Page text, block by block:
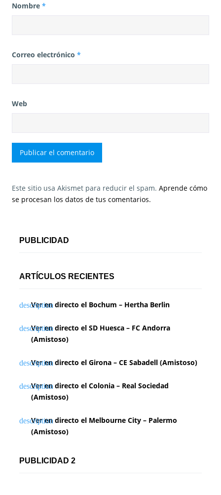
Nombre *
Correo electrónico *
Web
Este sitio usa Akismet para reducir el spam. Aprende cómo
se procesan los datos de tus comentarios.
PUBLICIDAD
ARTÍCULOS RECIENTES
Ver en directo el Bochum – Hertha Berlin
Ver en directo el SD Huesca – FC Andorra
(Amistoso)
Ver en directo el Girona – CE Sabadell (Amistoso)
Ver en directo el Colonia – Real Sociedad
(Amistoso)
Ver en directo el Melbourne City – Palermo
(Amistoso)
PUBLICIDAD 2